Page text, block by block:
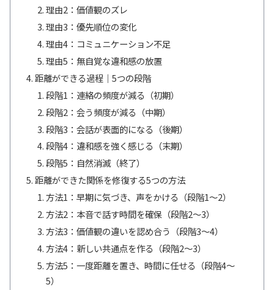
理由2：価値観のズレ
理由3：優先順位の変化
理由4：コミュニケーション不足
理由5：無自覚な違和感の放置
距離ができる過程｜5つの段階
段階1：連絡の頻度が減る（初期）
段階2：会う頻度が減る（中期）
段階3：会話が表面的になる（後期）
段階4：違和感を強く感じる（末期）
段階5：自然消滅（終了）
距離ができた関係を修復する5つの方法
方法1：早期に気づき、声をかける（段階1〜2）
方法2：本音で話す時間を確保（段階2〜3）
方法3：価値観の違いを認め合う（段階3〜4）
方法4：新しい共通点を作る（段階2〜3）
方法5：一度距離を置き、時間に任せる（段階4〜
5）